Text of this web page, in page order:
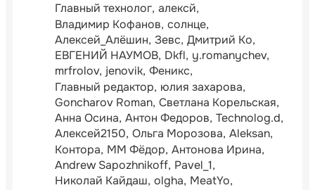
Главный технолог алексй
Владимир Кофанов солнце
Алексей_Алёшин Зевс Дмитрий Ко
ЕВГЕНИЙ НАУМОВ Dkfl y.romanychev
mrfrolov jenovik Феникс
Главный редактор юлия захарова
Goncharov Roman Светлана Корельская
Анна Осина Антон Федоров Technolog.d
Алексей2150 Ольга Морозова Aleksan
Контора ММ Фёдор Антонова Ирина
Andrew Sapozhnikoff Pavel_1
Николай Кайдаш olgha MeatYo